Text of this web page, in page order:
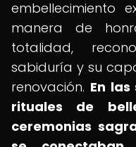
embellecimiento
manera de
totalidad,
sabiduría y su
renovación. En
rituales de
ceremonias